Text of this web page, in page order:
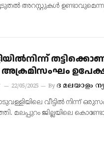
അറസ്റ്റുകൾ
22/05/2025 By ദ മലയാളം
വീട്ടിൽ നിന്ന്
മലപ്പുറം ജില്ലയിലെ